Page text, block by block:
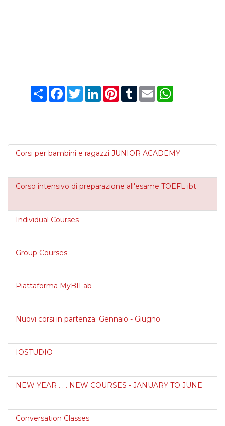
CondividiFacebook
TwitterLinkedInPinterestTumblrEmail
Corsi per bambini e ragazzi JUNIOR ACADEMY
Corso intensivo di preparazione all'esame TOEFL ibt
Individual Courses
Group Courses
Piattaforma MyBILab
Nuovi corsi in partenza: Gennaio - Giugno
IOSTUDIO
NEW YEAR . . . NEW COURSES - JANUARY TO JUNE
Conversation Classes